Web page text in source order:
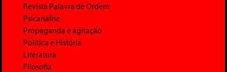
Revista Palavra de Ordem
Psicanálise
Propaganda e agitação
Política e História
Literatura
Filosofia